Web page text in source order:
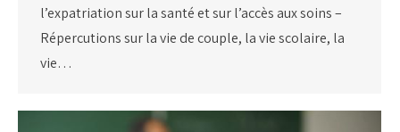
l’expatriation sur la santé et sur l’accès aux soins –
Répercutions sur la vie de couple, la vie scolaire, la
vie…